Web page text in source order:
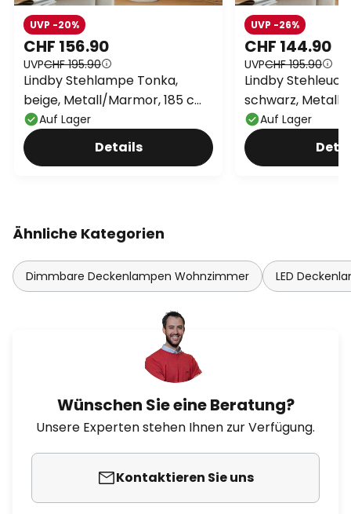
CHF 156.90
UVPCHF 195.90
UVP -20%
Lindby Stehlampe Tonka,
beige, Metall/Marmor, 185 cm,
E27Auf Lager
Details
CHF 144.90
UVPCHF 195.90
UVP -26%
Lindby
schwarz, Metall,
Auf Lager
Ähnliche Kategorien
Dimmbare Deckenlampen Wohnzimmer LED
Wünschen Sie eine Beratung?
Unsere Experten stehen Ihnen zur Verfügung.
Kontaktieren Sie uns